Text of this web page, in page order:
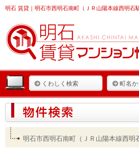
明石 賃貸 ｜明石市西明石南町（ＪＲ山陽本線西明
くわしく検索 町名
明石市西明石南町（ＪＲ山陽本線西明